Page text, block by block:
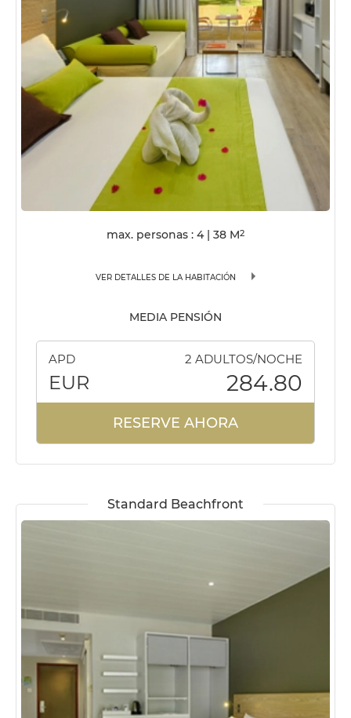
max. personas : 4 38 M2
VER DETALLES DE LA HABITACIÓN
MEDIA PENSIÓN
APD 2 ADULTOS/NOCHE
EUR 284.80
RESERVE AHORA
Standard Beachfront